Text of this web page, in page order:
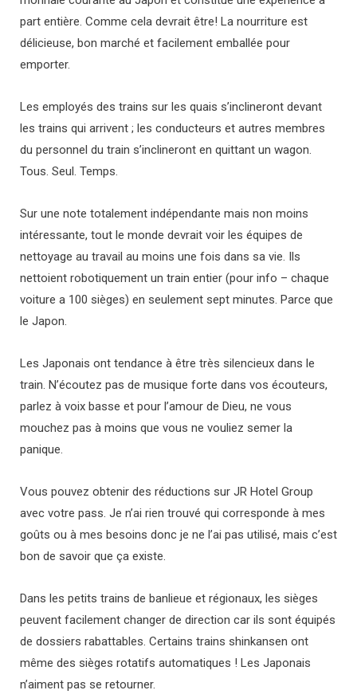
part entière. Comme cela devrait être! La nourriture est
délicieuse, bon marché et facilement emballée pour
emporter.
Les employés des trains sur les quais s’inclineront devant
les trains qui arrivent ; les conducteurs et autres membres
du personnel du train s’inclineront en quittant un wagon.
Tous. Seul. Temps.
Sur une note totalement indépendante mais non moins
intéressante, tout le monde devrait voir les équipes de
nettoyage au travail au moins une fois dans sa vie. Ils
nettoient robotiquement un train entier (pour info – chaque
voiture a 100 sièges) en seulement sept minutes. Parce que
le Japon.
Les Japonais ont tendance à être très silencieux dans le
train. N’écoutez pas de musique forte dans vos écouteurs,
parlez à voix basse et pour l’amour de Dieu, ne vous
mouchez pas à moins que vous ne vouliez semer la
panique.
Vous pouvez obtenir des réductions sur JR Hotel Group
avec votre pass. Je n’ai rien trouvé qui corresponde à mes
goûts ou à mes besoins donc je ne l’ai pas utilisé, mais c’est
bon de savoir que ça existe.
Dans les petits trains de banlieue et régionaux, les sièges
peuvent facilement changer de direction car ils sont équipés
de dossiers rabattables. Certains trains shinkansen ont
même des sièges rotatifs automatiques ! Les Japonais
n’aiment pas se retourner.